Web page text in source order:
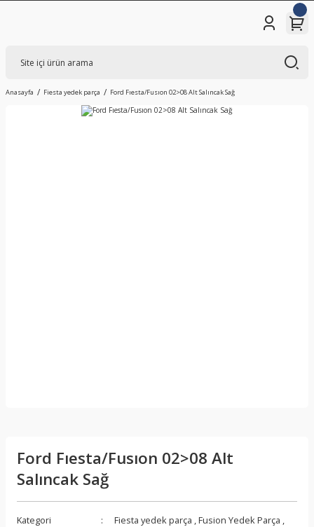
Anasayfa Fiesta yedek parça Ford Fıesta/Fusıon 02>08 Alt Salıncak Sağ
Ford Fıesta/Fusıon 02>08 Alt
Salıncak Sağ
Kategori Fiesta yedek parça ,Fusion Yedek Parça ,